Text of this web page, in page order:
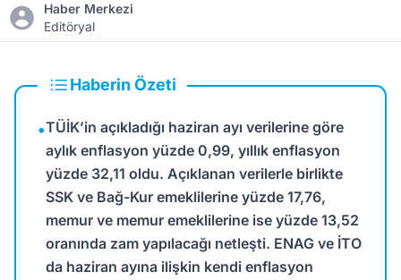
Haber Merkezi
Editöryal
Haberin Özeti
•TÜİK’in açıkladığı haziran ayı verilerine göre
aylık enflasyon yüzde 0,99, yıllık enflasyon
yüzde 32,11 oldu. Açıklanan verilerle birlikte
SSK ve Bağ-Kur emeklilerine yüzde 17,76,
memur ve memur emeklilerine ise yüzde 13,52
oranında zam yapılacağı netleşti. ENAG ve İTO
da haziran ayına ilişkin kendi enflasyon